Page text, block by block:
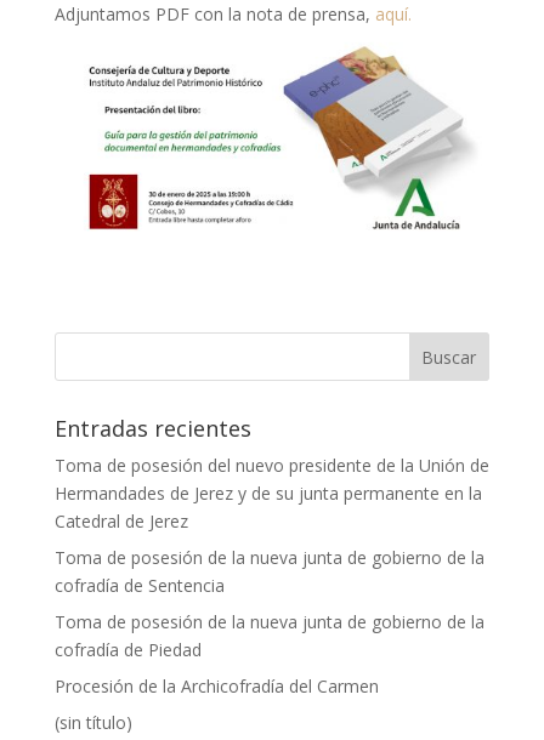
Adjuntamos PDF con la nota de prensa, aquí.
Entradas recientes
Toma de posesión del nuevo presidente de la Unión de
Hermandades de Jerez y de su junta permanente en la
Catedral de Jerez
Toma de posesión de la nueva junta de gobierno de la
cofradía de Sentencia
Toma de posesión de la nueva junta de gobierno de la
cofradía de Piedad
Procesión de la Archicofradía del Carmen
(sin título)